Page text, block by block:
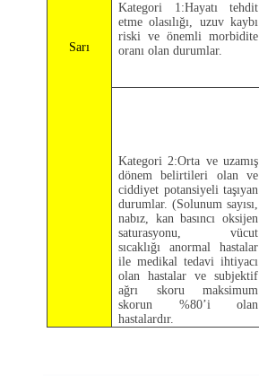
Sarı
Kategori 1:Hayatı tehdit
etme olasılığı, uzuv kaybı
riski ve önemli morbidite
oranı olan durumlar.
Kategori 2:Orta ve uzamış
dönem belirtileri olan ve
ciddiyet potansiyeli taşıyan
durumlar. (Solunum sayısı,
nabız, kan basıncı oksijen
saturasyonu, vücut
sıcaklığı anormal hastalar
ile medikal tedavi ihtiyacı
olan hastalar ve subjektif
ağrı skoru maksimum
skorun %80’i olan
hastalardır.